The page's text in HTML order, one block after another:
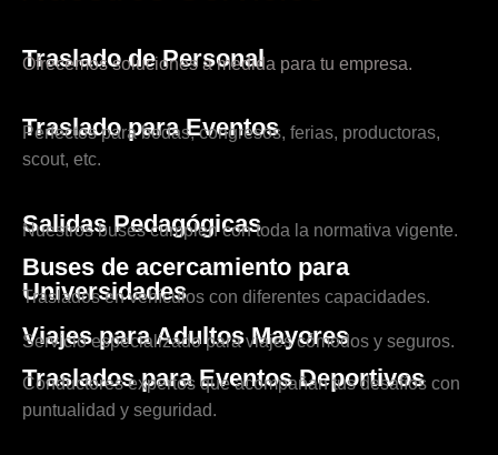
Traslado de Personal
Ofrecemos soluciones a medida para tu empresa.
Traslado para Eventos
Perfectos para bodas, congresos, ferias, productoras,
scout, etc.
Salidas Pedagógicas
Nuestros buses cumplen con toda la normativa vigente.
Buses de acercamiento para
Universidades
Traslados en vehículos con diferentes capacidades.
Viajes para Adultos Mayores
Servicio especializado para viajes cómodos y seguros.
Traslados para Eventos Deportivos
Conductores expertos que acompañan tus desafíos con
puntualidad y seguridad.